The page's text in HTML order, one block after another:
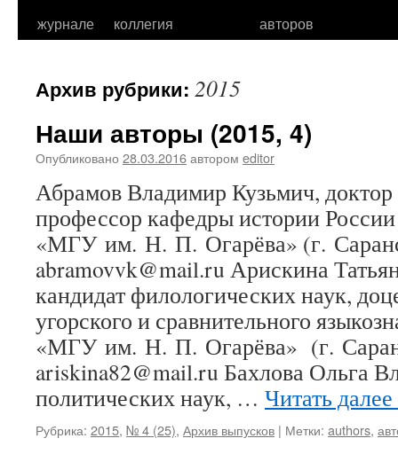
журнале
коллегия
авторов
Архив рубрики: 2015
Наши авторы (2015, 4)
Опубликовано 28.03.2016автором editor
Абрамов Владимир Кузьмич, доктор
профессор кафедры истории
«МГУ им. Н. П. Огарёва» (г.
abramovvk@mail.ru Арискина
кандидат филологических наук,
угорского и сравнительного
«МГУ им. Н. П. Огарёва» (г.
ariskina82@mail.ru Бахлова Ольга
политических наук, … Читать далее
Рубрика: 2015, № 4 (25), Архив выпусков | Метки: authors,